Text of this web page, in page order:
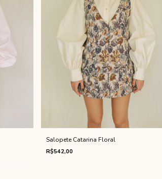
Salopete Catarina Floral
R$542,00